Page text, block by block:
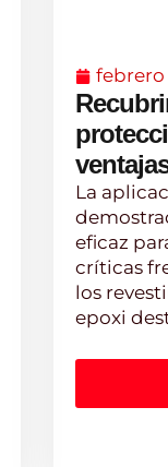
febrero
La
eficaz
críticas
los
epoxi